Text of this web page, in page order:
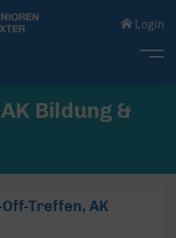
Login
Bildung &
Treffen, AK